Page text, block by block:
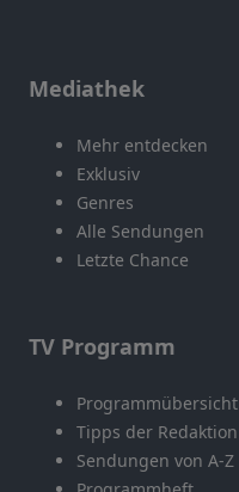
Mediathek
Mehr entdecken
Exklusiv
Genres
Alle Sendungen
Letzte Chance
TV Programm
Programmübersicht
Tipps der Redaktion
Sendungen von A-Z